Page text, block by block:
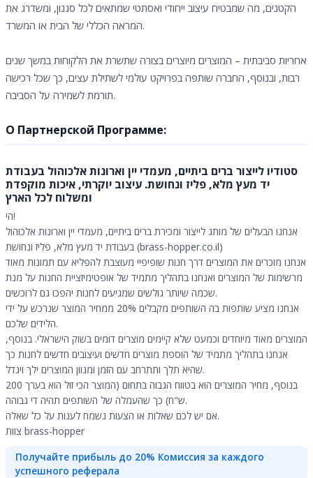
הקטנים, מה שמבטיח עיצוב ייחודי ואסתטי שמתאים לכל סגנון, ומשדרג את
המראה הכללי של הבית או המשרד.
אחריות סביבתית – המוצרים מיוצרים בצורה שתשרת את הלקוחות במשך שנים
רבות, ובנוסף, החברה שותפה בפרויקט עולמי לשתילת עצים, כך שכל רכישה
תורמת לשמירה על הסביבה.
О Партнерской Программе:
סטודיו לייצור ברים ביתיים, מעמדי יין וארונות אלכוהול בעבודת
יד מעץ מלא, פליז ונחושת. עיצוב יוקרתי, איכות מוקפדת
ומשלוח לכל הארץ
הי!
אנחנו הבעלים של מותג לייצור ומכירת ברים ביתיים, מעמדי יין וארונות אלכוהול
בעבודת יד מעץ מלא, פליז ונחושת (brass-hopper.co.il)
אנחנו מוכרים את המוצרים דרך חנות שופיפיי מעוצבת להפליא עם תמונות מאוד
מרשימות של המוצרים ואנחנו בתהליך מתמיד של אופטימיזציית החנות על מנת
שכמה שיותר גולשים שמגיעים לחנות יהפכו גם לרוכשים.
אנחנו מציע שותפות בה השותפים מקבלים 20% ממחיר המוצר שנרכש על ידי
הלידים שלכם.
המוצרים מאוד מיוחדים וכמעט שלא קיימים מוצרים דומים בשוק הישראלי. בנוסף,
אנחנו בתהליך מתמיד של הוספת מוצרים חדשים ועיצובים חדשים לחנות כך
שהיא תלך ותתרחב עם הזמן ומגוון המוצרים ילך ויגדל.
בנוסף, מחיר המוצרים הוא בטווח הגבוה בתחום (המוצר הכי זול הוא בערך 200
ש"ח) כך שהעמלה של השותפים תהיה די גבוהה.
אם יש לכם שאלות או הצעות נשמח לענות על כל שאלה.
צוות brass-hopper
Получайте прибыль до 20% Комиссия за каждого
успешного реферала